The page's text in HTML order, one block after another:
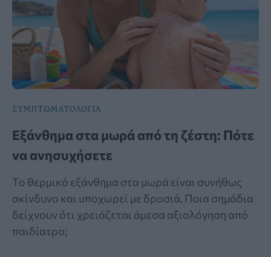
ΣΥΜΠΤΩΜΑΤΟΛΟΓΙΑ
Εξάνθημα στα μωρά από τη ζέστη: Πότε
να ανησυχήσετε
Το θερμικό εξάνθημα στα μωρά είναι συνήθως
ακίνδυνο και υποχωρεί με δροσιά. Ποια σημάδια
δείχνουν ότι χρειάζεται άμεσα αξιολόγηση από
παιδίατρο;